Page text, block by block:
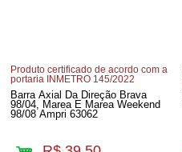
Produto certificado de acordo com a
portaria INMETRO 145/2022
Barra Axial Da Direção Brava
98/04, Marea E Marea Weekend
98/08 Ampri 63062